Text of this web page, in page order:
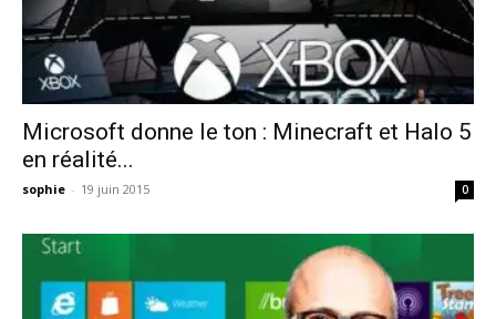
Microsoft donne le ton : Minecraft et Halo 5
en réalité...
sophie - 19 juin 2015 0